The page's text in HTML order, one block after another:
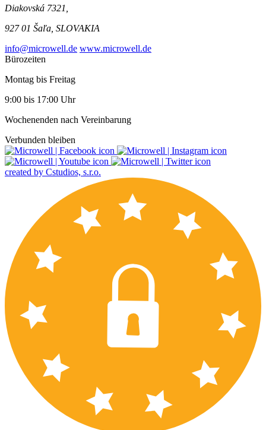
Diakovská 7321,
927 01 Šaľa, SLOVAKIA
info@microwell.de www.microwell.de
Bürozeiten
Montag bis Freitag
9:00 bis 17:00 Uhr
Wochenenden nach Vereinbarung
Verbunden bleiben
created by Cstudios, s.r.o.